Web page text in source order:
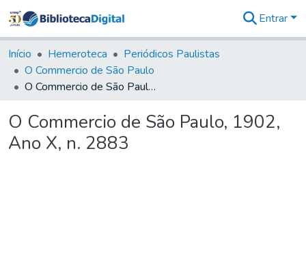
&
Coleções
Tudo na
Biblioteca
Estatísticas
Entrar
Início Hemeroteca
Periódicos Paulistas
O Commercio de São Paulo
O Commercio de São Paulo, 1902, Ano X, n. 2883
O Commercio de São Paulo, 1902,
Ano X, n. 2883